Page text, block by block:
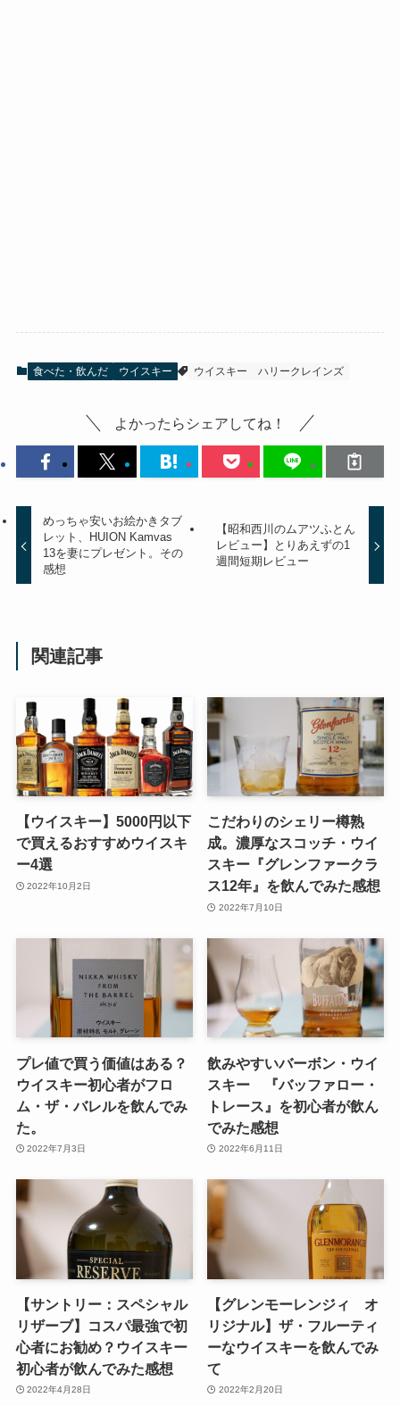
食べた・飲んだ ウイスキー ウイスキー ハリークレインズ
よかったらシェアしてね！
めっちゃ安いお絵かきタブ
レット、HUION Kamvas
13を妻にプレゼント。その
感想
【昭和西川のムアツふとん
レビュー】とりあえずの1
週間短期レビュー
関連記事
【ウイスキー】5000円以下
で買えるおすすめウイスキ
ー4選
2022年10月2日
こだわりのシェリー樽熟
成。濃厚なスコッチ・ウイ
スキー『グレンファークラ
ス12年』を飲んでみた感想
2022年7月10日
プレ値で買う価値はある？
ウイスキー初心者がフロ
ム・ザ・バレルを飲んでみ
た。
2022年7月3日
飲みやすいバーボン・ウイ
スキー 『バッファロー・
トレース』を初心者が飲ん
でみた感想
2022年6月11日
【サントリー：スペシャル
リザーブ】コスパ最強で初
心者にお勧め？ウイスキー
初心者が飲んでみた感想
2022年4月28日
【グレンモーレンジィ オ
リジナル】ザ・フルーティ
ーなウイスキーを飲んでみ
て
2022年2月20日